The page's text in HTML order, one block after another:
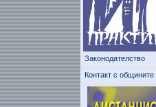
Законодателство
Контакт с общините